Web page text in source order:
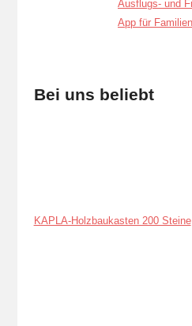
Bei uns beliebt
KAPLA-Holzbaukasten 200 Steine